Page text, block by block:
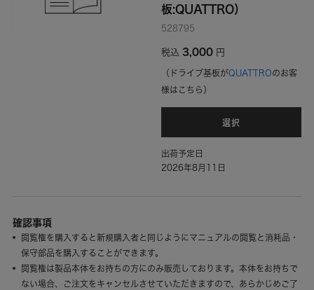
板:QUATTRO）
528795
税込 3,000 円
（ドライブ基板がQUATTROのお客
様はこちら）
選択
出荷予定日
2026年8月11日
確認事項
閲覧権を購入すると新規購入者と同じようにマニュアルの閲覧と消耗品・
保守部品を購入することができます。
閲覧権は製品本体をお持ちの方にのみ販売しております。本体をお持ちで
ない場合、ご注文をキャンセルさせていただきますので、あらかじめご了